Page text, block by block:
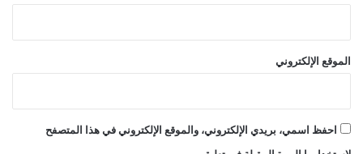
الموقع الإلكتروني
احفظ اسمي، بريدي الإلكتروني، والموقع الإلكتروني في هذا المتصفح